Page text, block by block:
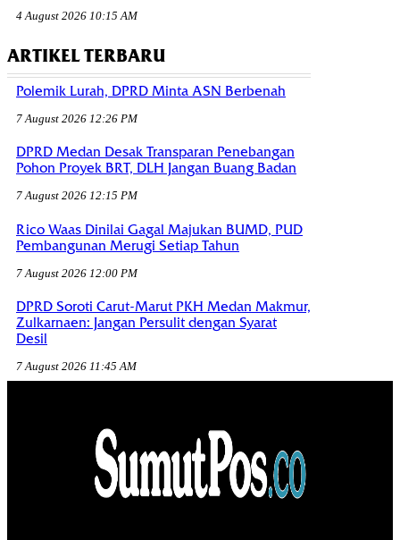
4 August 2026 10:15 AM
ARTIKEL TERBARU
Polemik Lurah, DPRD Minta ASN Berbenah
7 August 2026 12:26 PM
DPRD Medan Desak Transparan Penebangan
Pohon Proyek BRT, DLH Jangan Buang Badan
7 August 2026 12:15 PM
Rico Waas Dinilai Gagal Majukan BUMD, PUD
Pembangunan Merugi Setiap Tahun
7 August 2026 12:00 PM
DPRD Soroti Carut-Marut PKH Medan Makmur,
Zulkarnaen: Jangan Persulit dengan Syarat
Desil
7 August 2026 11:45 AM